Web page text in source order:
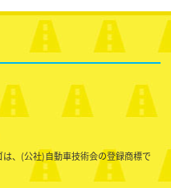
、(公社)自動車技術会の登録商標で